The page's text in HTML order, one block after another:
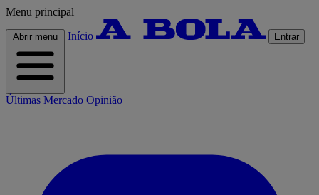
Menu principal
Abrir menu Início Entrar
Últimas Mercado Opinião